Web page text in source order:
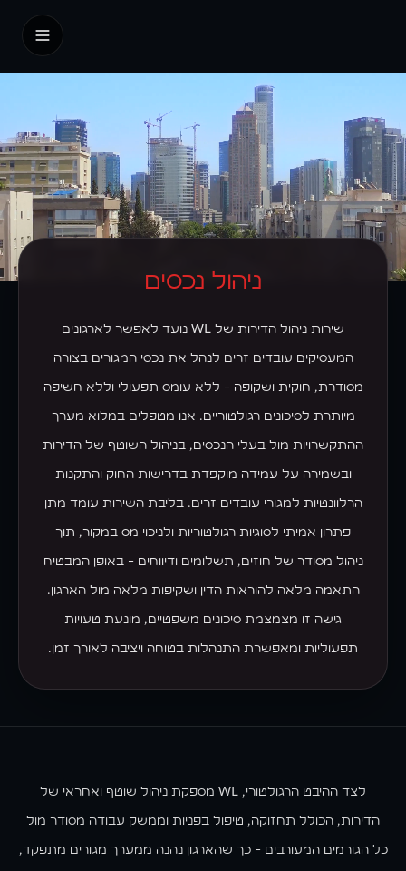
אודות
עלינו
האנשים שלנו
החזון שלנו
WL
WL Hostels
WL Properties
Localz
Halishka
כל השירותים
הדירות שלנו
ניהול נכסים
שירות ניהול הדירות של WL נועד לאפשר לארגונים
המעסיקים עובדים זרים לנהל את נכסי המגורים בצורה
מסודרת, חוקית ושקופה - ללא עומס תפעולי וללא חשיפה
מיותרת לסיכונים רגולטוריים. אנו מטפלים במלוא מערך
ההתקשרויות מול בעלי הנכסים, בניהול השוטף של הדירות
ובשמירה על עמידה מוקפדת בדרישות החוק והתקנות
הרלוונטיות למגורי עובדים זרים. בליבת השירות עומד מתן
פתרון אמיתי לסוגיות רגולטוריות ולניכוי מס במקור, תוך
ניהול מסודר של חוזים, תשלומים ודיווחים - באופן המבטיח
התאמה מלאה להוראות הדין ושקיפות מלאה מול הארגון.
גישה זו מצמצמת סיכונים משפטיים, מונעת טעויות
תפעוליות ומאפשרת התנהלות בטוחה ויציבה לאורך זמן.
לצד ההיבט הרגולטורי, WL מספקת ניהול שוטף ואחראי של
הדירות, הכולל תחזוקה, טיפול בפניות וממשק עבודה מסודר מול
כל הגורמים המעורבים - כך שהארגון נהנה ממערך מגורים מתפקד,